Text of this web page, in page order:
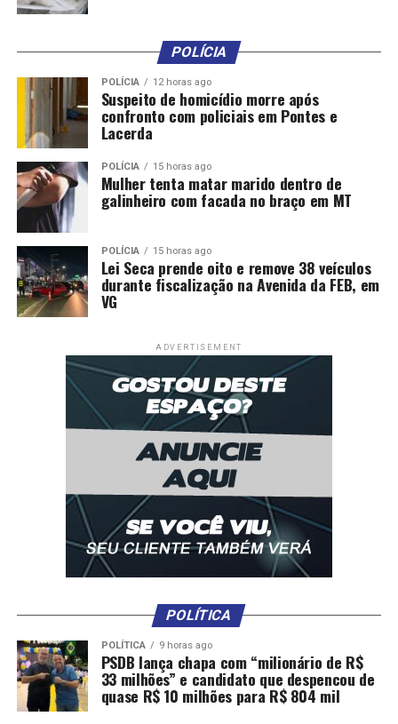
POLÍCIA
POLÍCIA 12 horas ago
Suspeito de homicídio morre após
confronto com policiais em Pontes e
Lacerda
POLÍCIA 15 horas ago
Mulher tenta matar marido dentro de
galinheiro com facada no braço em MT
POLÍCIA 15 horas ago
Lei Seca prende oito e remove 38 veículos
durante fiscalização na Avenida da FEB, em
VG
ADVERTISEMENT
POLÍTICA
POLÍTICA 9 horas ago
PSDB lança chapa com “milionário de R$
33 milhões” e candidato que despencou de
quase R$ 10 milhões para R$ 804 mil